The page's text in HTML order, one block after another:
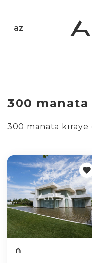
az
300
300 manata kiraye
₼